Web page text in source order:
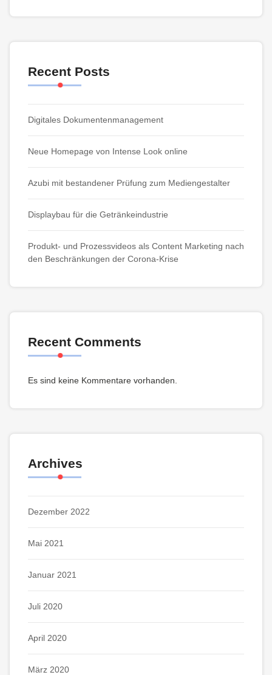
Recent Posts
Digitales Dokumentenmanagement
Neue Homepage von Intense Look online
Azubi mit bestandener Prüfung zum Mediengestalter
Displaybau für die Getränkeindustrie
Produkt- und Prozessvideos als Content Marketing nach
den Beschränkungen der Corona-Krise
Recent Comments
Es sind keine Kommentare vorhanden.
Archives
Dezember 2022
Mai 2021
Januar 2021
Juli 2020
April 2020
März 2020